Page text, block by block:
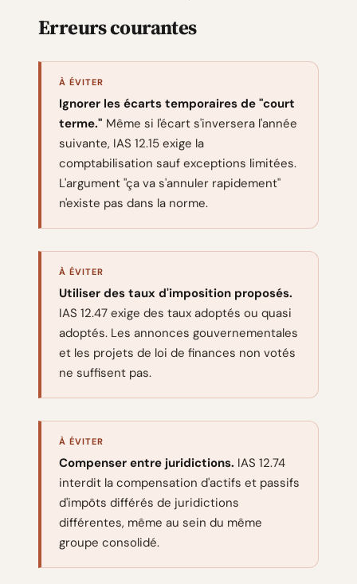
Erreurs courantes
À ÉVITER
Ignorer les écarts temporaires de "court
terme." Même si l'écart s'inversera l'année
suivante, IAS 12.15 exige la
comptabilisation sauf exceptions limitées.
L'argument "ça va s'annuler rapidement"
n'existe pas dans la norme.
À ÉVITER
Utiliser des taux d'imposition proposés.
IAS 12.47 exige des taux adoptés ou quasi
adoptés. Les annonces gouvernementales
et les projets de loi de finances non votés
ne suffisent pas.
À ÉVITER
Compenser entre juridictions. IAS 12.74
interdit la compensation d'actifs et passifs
d'impôts différés de juridictions
différentes, même au sein du même
groupe consolidé.